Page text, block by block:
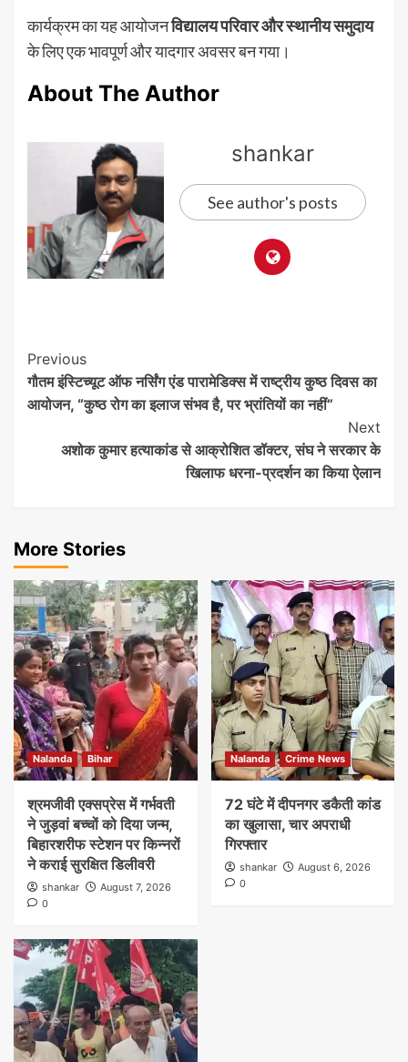
कार्यक्रम का यह आयोजनविद्यालय परिवार और स्थानीय समुदाय
के लिए एक भावपूर्ण और यादगार अवसर बन गया।
About The Author
shankar
See author's posts
Post
Navigation
Previous
गौतम इंस्टिच्यूट ऑफ नर्सिंग एंड पारामेडिक्स में राष्ट्रीय कुष्ठ दिवस का
आयोजन, “कुष्ठ रोग का इलाज संभव है, पर भ्रांतियों का नहीं”
Next
अशोक कुमार हत्याकांड से आक्रोशित डॉक्टर, संघ ने सरकार के
खिलाफ धरना-प्रदर्शन का किया ऐलान
More Stories
Nalanda Bihar
श्रमजीवी एक्सप्रेस में गर्भवती
ने जुड़वां बच्चों को दिया जन्म,
बिहारशरीफ स्टेशन पर किन्नरों
ने कराई सुरक्षित डिलीवरी
shankar
August 7, 2026
0
Nalanda Crime News
72 घंटे में दीपनगर डकैती कांड
का खुलासा, चार अपराधी
गिरफ्तार
shankar
August 6, 2026
0